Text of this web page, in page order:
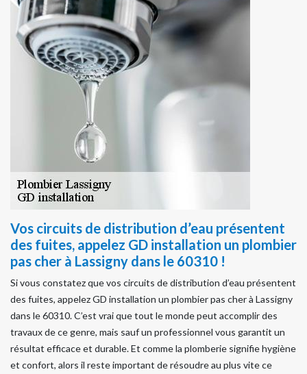
Vos circuits de distribution d’eau présentent
des fuites, appelez GD installation un plombier
pas cher à Lassigny dans le 60310 !
Si vous constatez que vos circuits de distribution d’eau présentent
des fuites, appelez GD installation un plombier pas cher à Lassigny
dans le 60310. C’est vrai que tout le monde peut accomplir des
travaux de ce genre, mais sauf un professionnel vous garantit un
résultat efficace et durable. Et comme la plomberie signifie hygiène
et confort, alors il reste important de résoudre au plus vite ce